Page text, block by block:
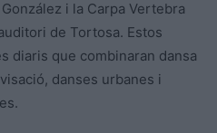
i la Carpa Vertebra
de Tortosa. Estos
diaris que combinaran dansa
danses urbanes i